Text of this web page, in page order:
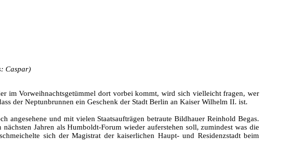
Caspar)
im Vorweihnachtsgetümmel dort vorbei kommt, wird sich vielleicht fragen, wer
der Neptunbrunnen ein Geschenk der Stadt Berlin an Kaiser Wilhelm II. ist.
und mit vielen Staatsaufträgen betraute Bildhauer Reinhold Begas.
Jahren als Humboldt-Forum wieder auferstehen soll, zumindest was die
sich der Magistrat der kaiserlichen Haupt- und Residenzstadt beim